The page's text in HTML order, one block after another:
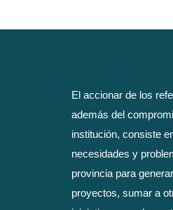
El accionar de los
además del
institución, consiste
necesidades y
provincia para
proyectos, sumar a